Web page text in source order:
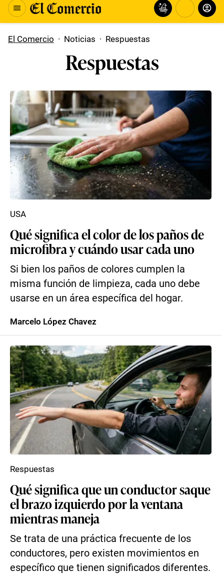
El Comercio · Noticias · Respuestas
Respuestas
Qué significa el color de los paños de
microfibra y cuándo usar cada uno
Si bien los paños de colores cumplen la
misma función de limpieza, cada uno debe
usarse en un área específica del hogar.
USA
Marcelo López Chavez
Qué significa que un conductor saque
el brazo izquierdo por la ventana
mientras maneja
Se trata de una práctica frecuente de los
conductores, pero existen movimientos en
específico que tienen significados diferentes.
Respuestas